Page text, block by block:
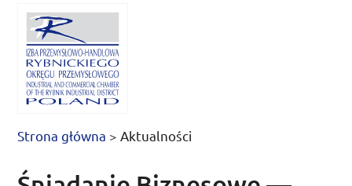
Strona główna > Aktualności